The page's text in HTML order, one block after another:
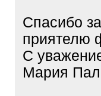
Спасибо
приятелю
С
Мария